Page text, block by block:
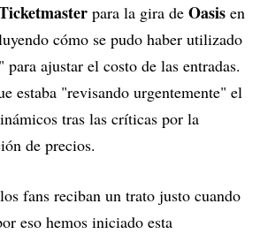
para la gira de Oasis en
cómo se pudo haber utilizado
ajustar el costo de las entradas.
estaba "revisando urgentemente" el
tras las críticas por la
de precios.
fans reciban un trato justo cuando
eso hemos iniciado esta